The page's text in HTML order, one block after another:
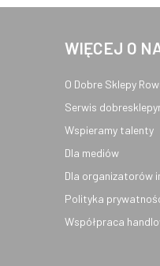
WIĘCEJ O
O Dobre Sklepy
Serwis
Wspieramy talenty
Dla mediów
Dla organizatorów
Polityka
Współpraca